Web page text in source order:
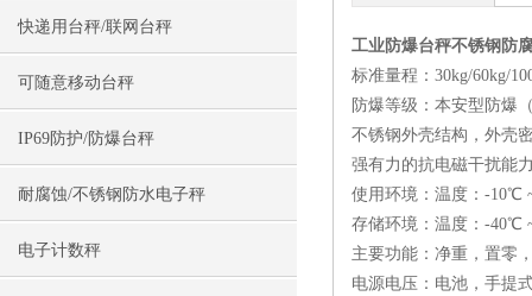
快递用台秤/联网台秤
可随意移动台秤
IP69防护/防爆台秤
耐腐蚀/不锈钢防水电子秤
电子计数秤
工业防爆台秤不锈钢防
标准量程：30kg/60kg/
防爆等级：本安型防爆
不锈钢外壳结构，外壳
强有力的抗电磁干扰能
使用环境：温度：-10℃
存储环境：温度：-40℃
主要功能：净重，置零
电源电压：电池，手提